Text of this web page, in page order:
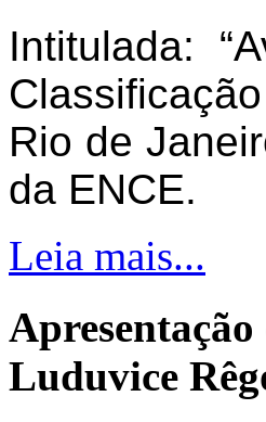
Intitulada:
Rio de
da ENCE.
Leia mais...
Luduvice